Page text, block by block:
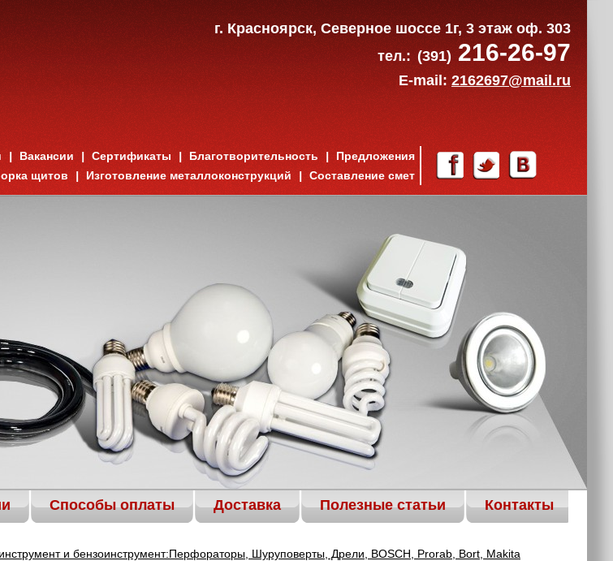
г. Красноярск, Северное шоссе 1г, 3 этаж оф. 303
тел.: (391)216-26-97
E-mail: 2162697@mail.ru
Вакансии Сертификаты Благотворительность
Предложения
щитов Изготовление металлоконструкций Составление смет
Способы оплаты Доставка Полезные статьи Контакты
и бензоинструмент:Перфораторы, Шуруповерты, Дрели, BOSCH, Prorab, Bort, Makita